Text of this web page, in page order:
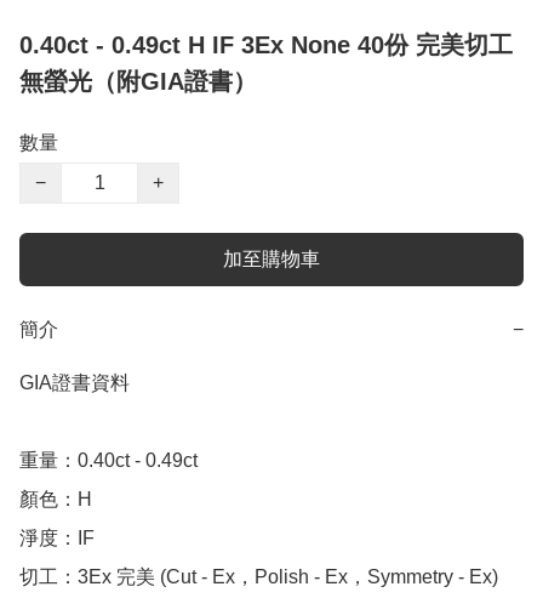
0.40ct - 0.49ct H IF 3Ex None 40份 完美切工
無螢光（附GIA證書）
數量
−
+
加至購物車
簡介 −
GIA證書資料
重量：0.40ct - 0.49ct
顏色：H
淨度：IF
切工：3Ex 完美 (Cut - Ex，Polish - Ex，Symmetry - Ex)